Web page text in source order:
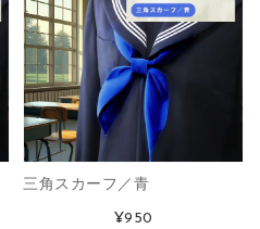
三角スカーフ／青
¥950